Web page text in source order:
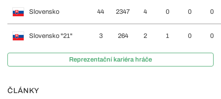
Slovensko 44 2347 4 0 0 0
Slovensko "21" 3 264 2 1 0 0
Reprezentační kariéra hráče
ČLÁNKY